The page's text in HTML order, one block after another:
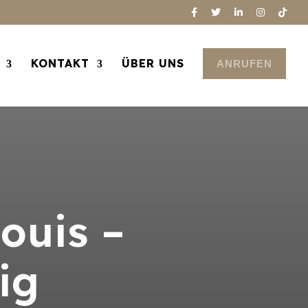
KONTAKT ÜBER UNS ANRUFEN
–